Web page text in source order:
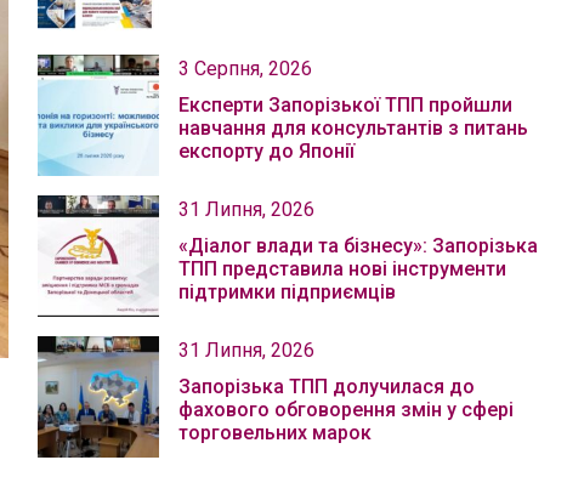
3 Серпня, 2026
Експерти Запорізької ТПП пройшли
навчання для консультантів з питань
експорту до Японії
31 Липня, 2026
«Діалог влади та бізнесу»: Запорізька
ТПП представила нові інструменти
підтримки підприємців
31 Липня, 2026
Запорізька ТПП долучилася до
фахового обговорення змін у сфері
торговельних марок